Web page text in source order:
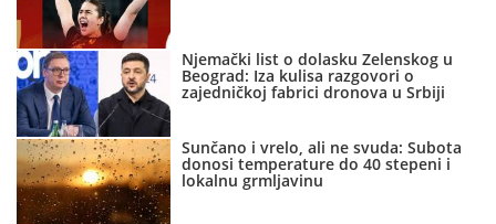
Njemački list o dolasku Zelenskog u
Beograd: Iza kulisa razgovori o
zajedničkoj fabrici dronova u Srbiji
Sunčano i vrelo, ali ne svuda: Subota
donosi temperature do 40 stepeni i
lokalnu grmljavinu